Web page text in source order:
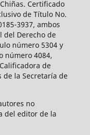
Certificado
de Título No.
3937, ambos
del Derecho de
número 5304 y
número 4084,
de
de la Secretaría de
no
del editor de la